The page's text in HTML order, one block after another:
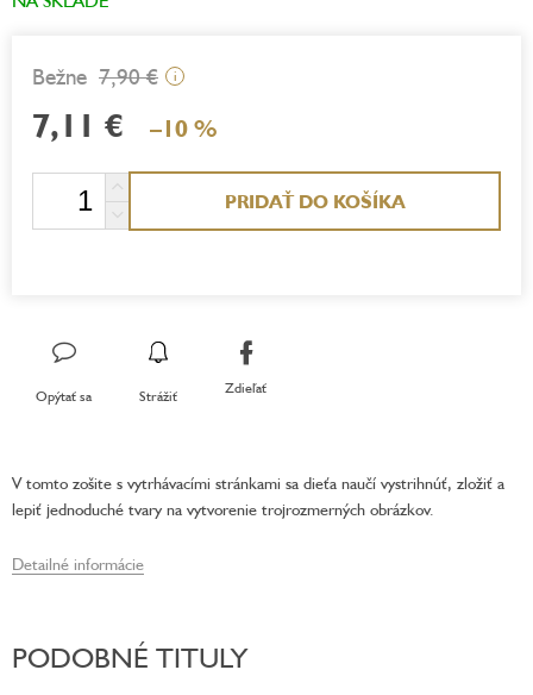
7,90 € i
7,11 € –10 %
PRIDAŤ DO KOŠÍKA
Opýtať sa Strážiť Zdieľať
V tomto zošite s vytrhávacími stránkami sa dieťa naučí vystrihnúť, zložiť a
lepiť jednoduché tvary na vytvorenie trojrozmerných obrázkov.
Detailné informácie
PODOBNÉ TITULY